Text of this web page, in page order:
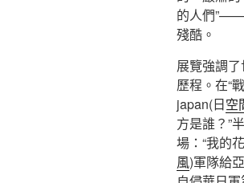
的人們
殘酷。
展覽強調
歷程。在“
japan(日空
方是誰？”
場：“我的
風)軍隊給